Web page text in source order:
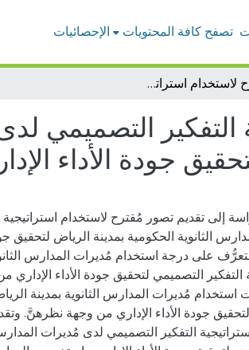
تصفح كافة المحتويات الإحصائيات
تصور مُقترح لاستخدام استراتيجية التفكير التصميمي لدى مُديرات المدارس الثانوية الحكومية بمدينة الرياض لتحقيق جودة الأداء الإداري
التفكير التصميمي
جودة الأداء
إلى تقديم تصور مُقترح لاستخدام
الثانوية الحكومية بمدينة الرياض لتحقيق
على درجة استخدام مُديرات المدارس
التفكير التصميمي لتحقيق جودة الأداء
مُديرات المدارس الثانوية بمدينة
جودة الأداء الإداري من وجهة نظرهنَّ.
التفكير التصميمي لدى مُديرات